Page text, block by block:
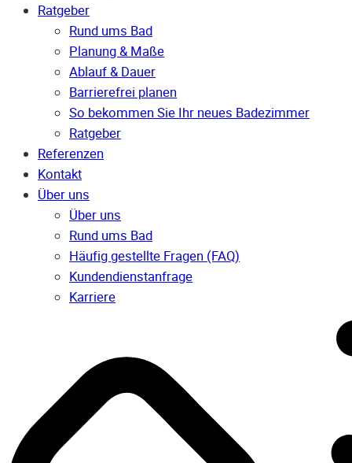
Ratgeber
Rund ums Bad
Planung & Maße
Ablauf & Dauer
Barrierefrei planen
So bekommen Sie Ihr neues Badezimmer
Ratgeber
Referenzen
Kontakt
Über uns
Über uns
Rund ums Bad
Häufig gestellte Fragen (FAQ)
Kunden­dienst­anfrage
Karriere